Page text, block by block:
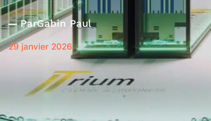
ParGabin Paul
29 janvier 2026